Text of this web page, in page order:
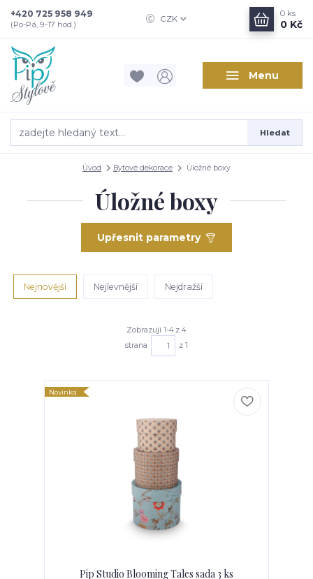
Menu
CZK
Hledat
+420 725 958 949
(Po-Pá, 9-17 hod.)
0 ks
0 Kč
Úvod Bytové dekorace Úložné boxy
Úložné boxy
Upřesnit parametry
Nejnovější Nejlevnější Nejdražší
Zobrazuji 1-4 z 4
strana
z 1
Novinka
Pip Studio Blooming Tales sada 3 ks